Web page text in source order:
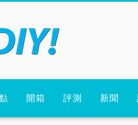
開箱 評測 新聞